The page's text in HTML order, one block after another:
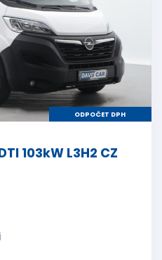
ODPOČET DPH
103kW L3H2 CZ